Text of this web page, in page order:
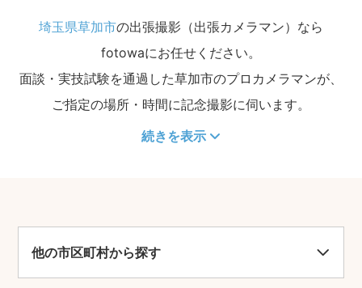
埼玉県草加市の出張撮影（出張カメラマン）なら
fotowaにお任せください。
面談・実技試験を通過した草加市のプロカメラマンが、
ご指定の場所・時間に記念撮影に伺います。
続きを表示
他の市区町村から探す